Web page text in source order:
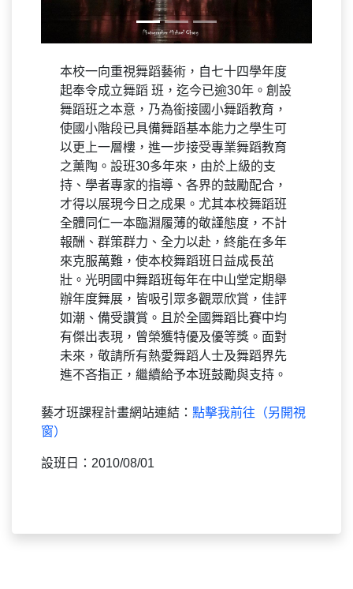
本校一向重視舞蹈藝術，自七十四學年度
起奉令成立舞蹈 班，迄今已逾30年。創設
舞蹈班之本意，乃為銜接國小舞蹈教育，
使國小階段已具備舞蹈基本能力之學生可
以更上一層樓，進一步接受專業舞蹈教育
之薰陶。設班30多年來，由於上級的支
持、學者專家的指導、各界的鼓勵配合，
才得以展現今日之成果。尤其本校舞蹈班
全體同仁一本臨淵履薄的敬謹態度，不計
報酬、群策群力、全力以赴，終能在多年
來克服萬難，使本校舞蹈班日益成長茁
壯。光明國中舞蹈班每年在中山堂定期舉
辦年度舞展，皆吸引眾多觀眾欣賞，佳評
如潮、備受讚賞。且於全國舞蹈比賽中均
有傑出表現，曾榮獲特優及優等獎。面對
未來，敬請所有熱愛舞蹈人士及舞蹈界先
進不吝指正，繼續給予本班鼓勵與支持。
藝才班課程計畫網站連結： 點擊我前往（另開視
窗）
設班日：2010/08/01